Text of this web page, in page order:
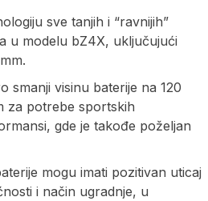
sve tanjih i “ravnijih”
u modelu bZ4X, uključujući
smanji visinu baterije na 120
za potrebe sportskih
gde je takođe poželjan
mogu imati pozitivan uticaj
i način ugradnje, u